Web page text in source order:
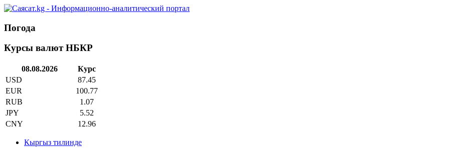
Погода
Курсы валют НБКР
08.08.2026
Курс
USD
87.45
EUR
100.77
RUB
1.07
JPY
5.52
CNY
12.96
Кыргыз тилинде